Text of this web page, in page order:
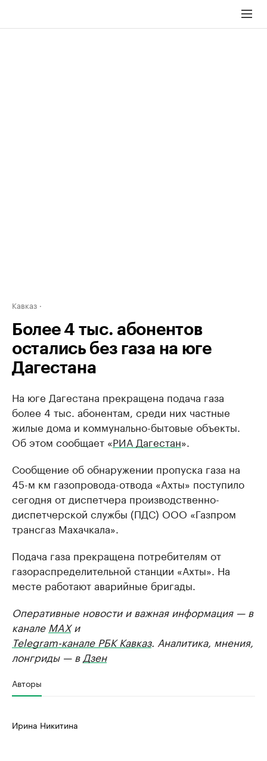
Кавказ
Более 4 тыс. абонентов
остались без газа на юге
Дагестана
На юге Дагестана прекращена подача газа
более 4 тыс. абонентам, среди них частные
жилые дома и коммунально-бытовые объекты.
Об этом сообщает «РИА Дагестан».
Сообщение об обнаружении пропуска газа на
45-м км газопровода-отвода «Ахты» поступило
сегодня от диспетчера производственно-
диспетчерской службы (ПДС) ООО «Газпром
трансгаз Махачкала».
Подача газа прекращена потребителям от
газораспределительной станции «Ахты». На
месте работают аварийные бригады.
Оперативные новости и важная информация — в
канале MAXи
Telegram-канале РБК Кавказ. Аналитика, мнения,
лонгриды — в Дзен
Авторы
Ирина Никитина